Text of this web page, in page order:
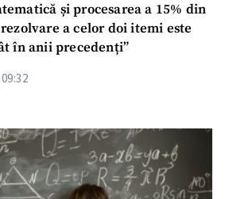
și procesarea a 15% din
a celor doi itemi este
în anii precedenți”